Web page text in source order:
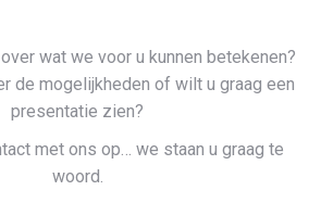
wat we voor u kunnen betekenen?
de mogelijkheden of wilt u graag een
presentatie zien?
met ons op… we staan u graag te
woord.